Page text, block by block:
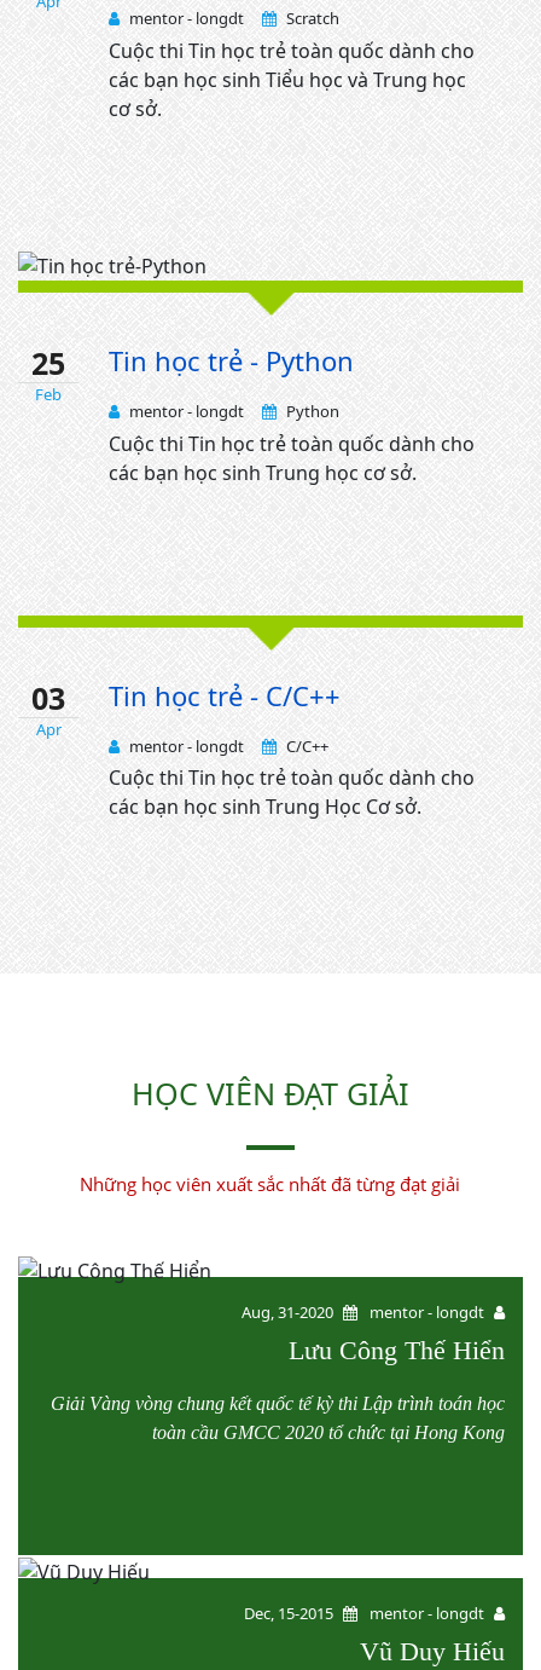
mentor - longdt Scratch
Cuộc thi Tin học trẻ toàn quốc dành cho
các bạn học sinh Tiểu học và Trung học
cơ sở.
25
Feb
Tin học trẻ - Python
mentor - longdt Python
Cuộc thi Tin học trẻ toàn quốc dành cho
các bạn học sinh Trung học cơ sở.
03
Apr
Tin học trẻ - C/C++
mentor - longdt C/C++
Cuộc thi Tin học trẻ toàn quốc dành cho
các bạn học sinh Trung Học Cơ sở.
HỌC VIÊN ĐẠT GIẢI
Những học viên xuất sắc nhất đã từng đạt giải
mentor - longdt
Aug, 31-2020
Lưu Công Thế Hiển
Giải Vàng vòng chung kết quốc tế kỳ thi Lập trình toán học
toàn cầu GMCC 2020 tổ chức tại Hong Kong
mentor - longdt
Dec, 15-2015
Vũ Duy Hiếu